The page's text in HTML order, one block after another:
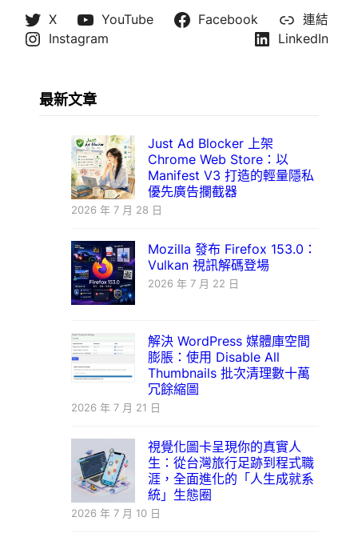
X YouTube Facebook
連結
Instagram
LinkedIn
最新文章
Just Ad Blocker 上架
Chrome Web Store：以
Manifest V3 打造的輕量隱私
優先廣告攔截器
2026 年 7 月 28 日
Mozilla 發布 Firefox 153.0：
Vulkan 視訊解碼登場
2026 年 7 月 22 日
解決 WordPress 媒體庫空間
膨脹：使用 Disable All
Thumbnails 批次清理數十萬
冗餘縮圖
2026 年 7 月 21 日
視覺化圖卡呈現你的真實人
生：從台灣旅行足跡到程式職
涯，全面進化的「人生成就系
統」生態圈
2026 年 7 月 10 日